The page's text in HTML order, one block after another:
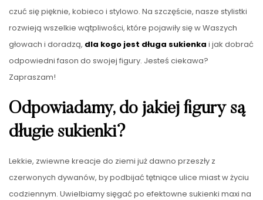
czuć się pięknie, kobieco i stylowo. Na szczęście, nasze stylistki
rozwieją wszelkie wątpliwości, które pojawiły się w Waszych
głowach i doradzą, dla kogo jest długa sukienka i jak dobrać
odpowiedni fason do swojej figury. Jesteś ciekawa?
Zapraszam!
Odpowiadamy, do jakiej figury są
długie sukienki?
Lekkie, zwiewne kreacje do ziemi już dawno przeszły z
czerwonych dywanów, by podbijać tętniące ulice miast w życiu
codziennym. Uwielbiamy sięgać po efektowne sukienki maxi na